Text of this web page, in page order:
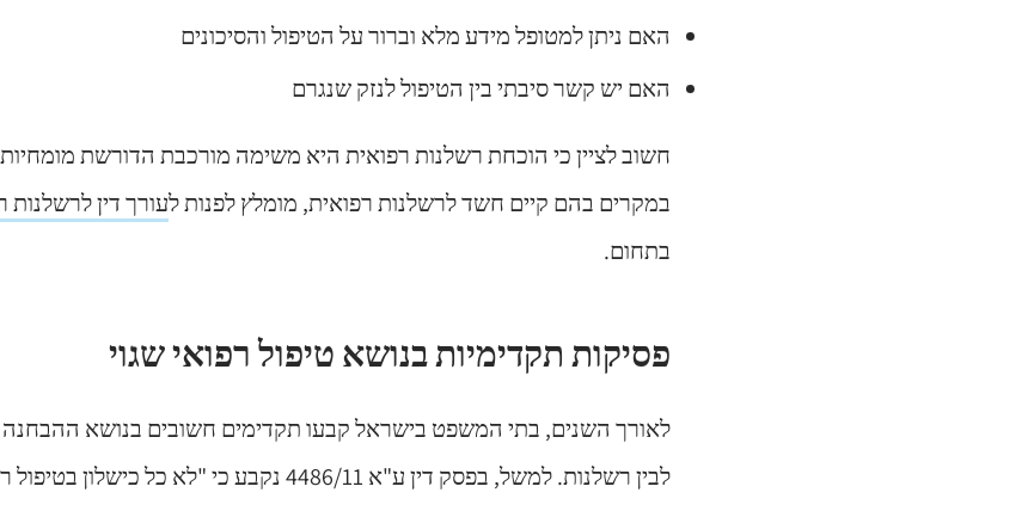
האם ניתן למטופל מידע מלא וברור על הטיפול והסיכונים
האם יש קשר סיבתי בין הטיפול לנזק שנגרם
חשוב לציין כי הוכחת רשלנות רפואית היא משימה מורכבת הדורשת
במקרים בהם קיים חשד לרשלנות רפואית, מומלץ לפנות לעורך דין לרשלנות
בתחום.
פסיקות תקדימיות בנושא טיפול רפואי שגוי
לאורך השנים, בתי המשפט בישראל קבעו תקדימים חשובים בנושא ההבחנה
לבין רשלנות. למשל, בפסק דין ע"א 4486/11 נקבע כי "לא